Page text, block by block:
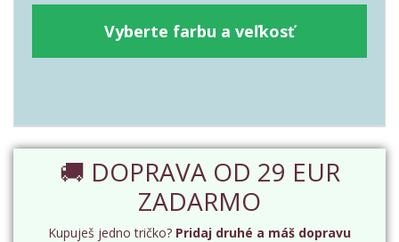
Vyberte farbu a veľkosť
🚚 DOPRAVA OD 29 EUR
ZADARMO
Kupuješ jedno tričko? Pridaj druhé a máš dopravu